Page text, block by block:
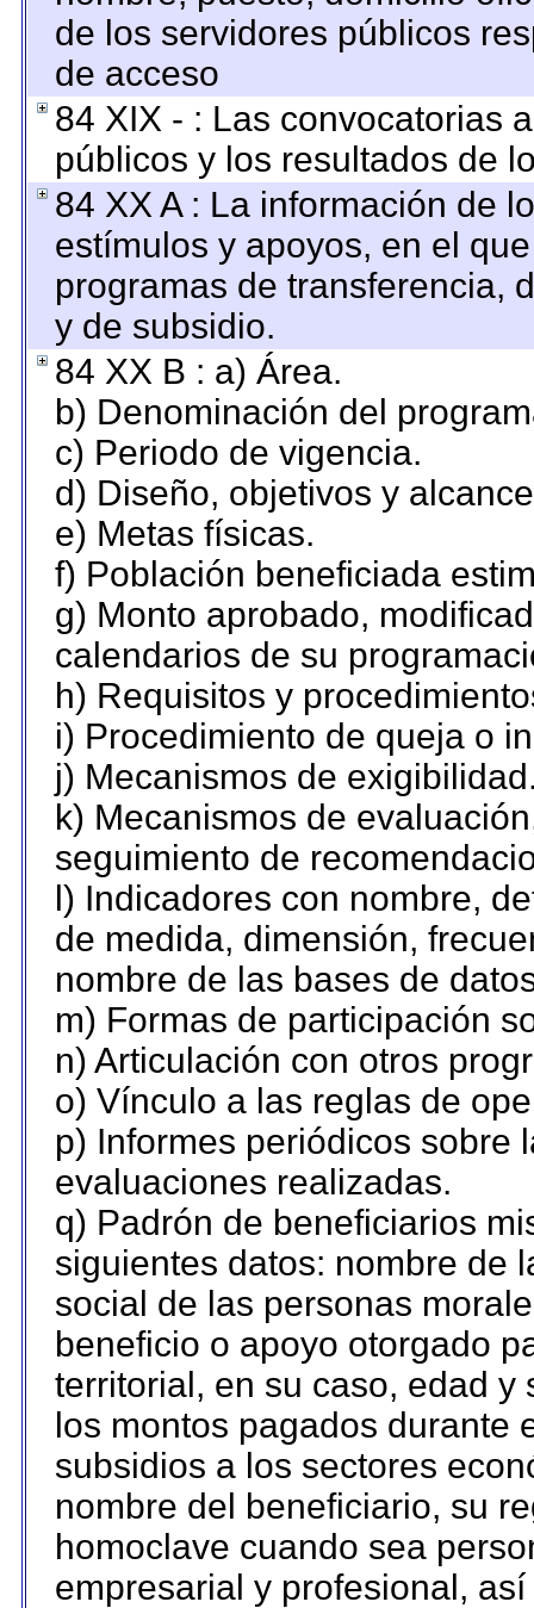
de los servidores públicos
de acceso
84 XIX - : Las convocatorias
públicos y los resultados de
84 XX A : La información de
estímulos y apoyos, en el
programas de transferencia,
y de subsidio.
84 XX B : a) Área.
b) Denominación del
c) Periodo de vigencia.
d) Diseño, objetivos y
e) Metas físicas.
f) Población beneficiada
g) Monto aprobado,
calendarios de su
h) Requisitos y
i) Procedimiento de queja o
j) Mecanismos de
k) Mecanismos de
seguimiento de
l) Indicadores con nombre,
de medida, dimensión,
nombre de las bases de
m) Formas de participación
n) Articulación con otros
o) Vínculo a las reglas de
p) Informes periódicos sobre
evaluaciones realizadas.
q) Padrón de beneficiarios
siguientes datos: nombre de
social de las personas
beneficio o apoyo otorgado
territorial, en su caso, edad
los montos pagados durante
subsidios a los sectores
nombre del beneficiario, su
homoclave cuando sea
empresarial y profesional,